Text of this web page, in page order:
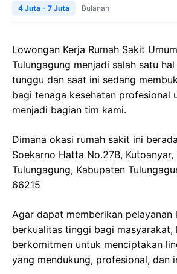
4 Juta - 7 Juta Bulanan
Lowongan Kerja Rumah Sakit
Tulungagung menjadi salah satu
tunggu dan saat ini sedang
bagi tenaga kesehatan profesional
menjadi bagian tim kami.
Dimana okasi rumah sakit ini
Soekarno Hatta No.27B, Kutoanyar,
Tulungagung, Kabupaten
66215
Agar dapat memberikan pelayanan
berkualitas tinggi bagi masyarakat,
berkomitmen untuk menciptakan
yang mendukung, profesional, dan